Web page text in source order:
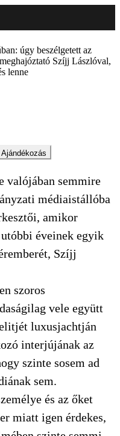
úgy beszélgetett az
Szíjj Lászlóval,
lenne
Ajándékozás
valójában semmire
médiaistállóba
amikor
éveinek egyik
Szíjj
szoros
vele együtt
luxusjachtján
interjújának az
szinte sosem ad
sem.
és az őket
miatt igen érdekes,